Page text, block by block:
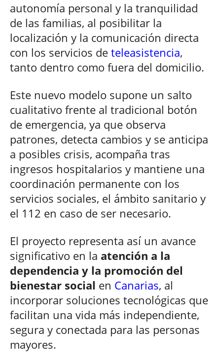
autonomía personal y la tranquilidad
de las familias, al posibilitar la
localización y la comunicación directa
con los servicios de teleasistencia,
tanto dentro como fuera del domicilio.
Este nuevo modelo supone un salto
cualitativo frente al tradicional botón
de emergencia, ya que observa
patrones, detecta cambios y se anticipa
a posibles crisis, acompaña tras
ingresos hospitalarios y mantiene una
coordinación permanente con los
servicios sociales, el ámbito sanitario y
el 112 en caso de ser necesario.
El proyecto representa así un avance
significativo en la atención a la
dependencia y la promoción del
bienestar social en Canarias, al
incorporar soluciones tecnológicas que
facilitan una vida más independiente,
segura y conectada para las personas
mayores.